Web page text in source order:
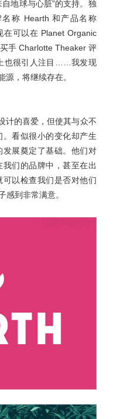
地球与心脏”的支持。独
称 Hearth 和产品名称
在可以在 Planet Organic
手 Charlotte Theaker 评
也很引人注目……我发现
，将继续存在。
计的喜爱，但使其与众不
看似很小的变化却产生
展奠定了基础。他们对
们的品牌中，甚至在出
以检查我们是否对他们
感到非常满意。